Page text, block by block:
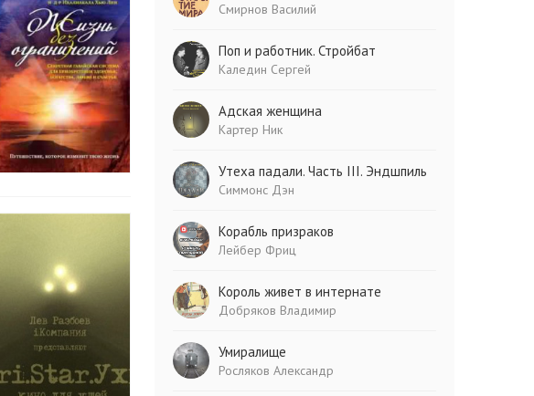
Смирнов Василий
Поп и работник. Стройбат
Каледин Сергей
Адская женщина
Картер Ник
Утеха падали. Часть III. Эндшпиль
Симмонс Дэн
Корабль призраков
Лейбер Фриц
Король живет в интернате
Добряков Владимир
Умиралище
Росляков Александр